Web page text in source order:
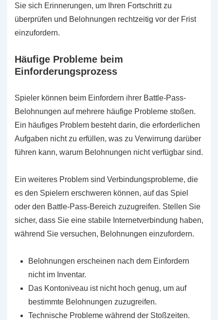
Sie sich Erinnerungen, um Ihren Fortschritt zu
überprüfen und Belohnungen rechtzeitig vor der Frist
einzufordern.
Häufige Probleme beim
Einforderungsprozess
Spieler können beim Einfordern ihrer Battle-Pass-
Belohnungen auf mehrere häufige Probleme stoßen.
Ein häufiges Problem besteht darin, die erforderlichen
Aufgaben nicht zu erfüllen, was zu Verwirrung darüber
führen kann, warum Belohnungen nicht verfügbar sind.
Ein weiteres Problem sind Verbindungsprobleme, die
es den Spielern erschweren können, auf das Spiel
oder den Battle-Pass-Bereich zuzugreifen. Stellen Sie
sicher, dass Sie eine stabile Internetverbindung haben,
während Sie versuchen, Belohnungen einzufordern.
Belohnungen erscheinen nach dem Einfordern
nicht im Inventar.
Das Kontoniveau ist nicht hoch genug, um auf
bestimmte Belohnungen zuzugreifen.
Technische Probleme während der Stoßzeiten.